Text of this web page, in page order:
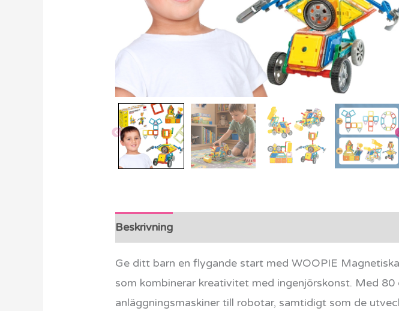
Beskrivning
Ge ditt barn en flygande start med WOOPIE
som kombinerar kreativitet med ingenjörskonst. Med
anläggningsmaskiner till robotar, samtidigt som de